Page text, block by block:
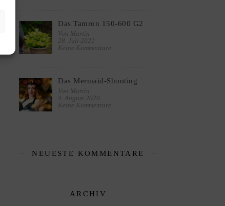
Das Tamron 150-600 G2
Von Martin
28. Juli 2021
Keine Kommentare
Das Mermaid-Shooting
Von Martin
4. August 2020
Keine Kommentare
NEUESTE KOMMENTARE
ARCHIV